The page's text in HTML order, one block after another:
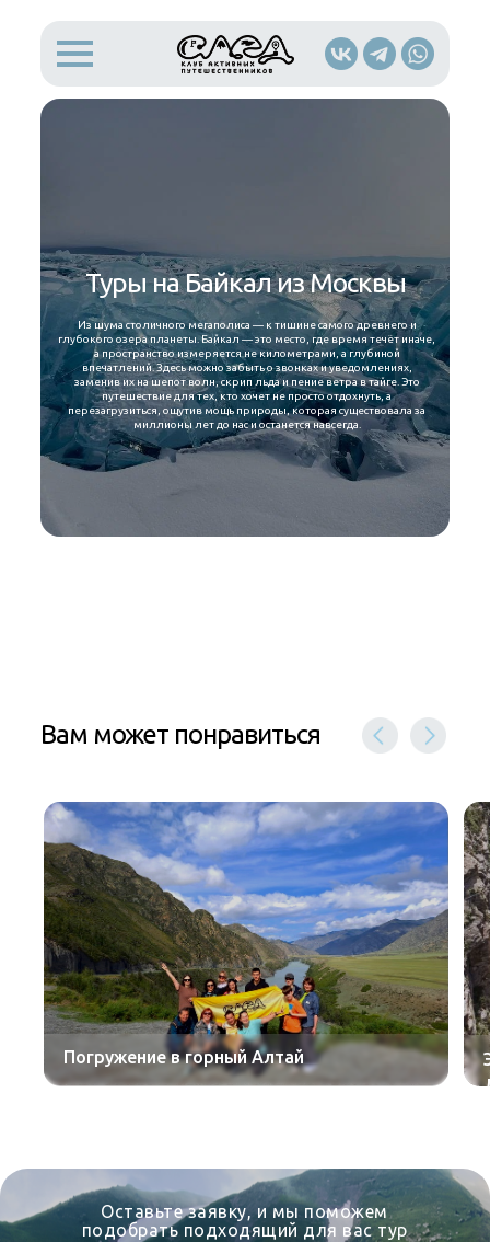
Туры на Байкал из Москвы
Из шума столичного мегаполиса — к тишине самого древнего и
глубокого озера планеты. Байкал — это место, где время течёт иначе,
а пространство измеряется не километрами, а глубиной
впечатлений. Здесь можно забыть о звонках и уведомлениях,
заменив их на шепот волн, скрип льда и пение ветра в тайге. Это
путешествие для тех, кто хочет не просто отдохнуть, а
перезагрузиться, ощутив мощь природы, которая существовала за
миллионы лет до нас и останется навсегда.
Вам может понравиться
Погружение в горный Алтай
Оставьте заявку, и мы поможем
подобрать подходящий для вас тур